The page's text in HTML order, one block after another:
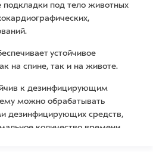
подкладки под тело животных
устойчивое
на спине, так и на животе.
к дезинфицирующим
можно обрабатывать
дезинфицирующих средств,
количество времени.